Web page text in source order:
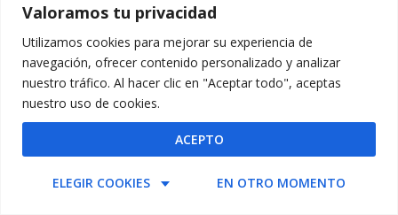
Valoramos tu privacidad
Utilizamos cookies para mejorar su experiencia de
navegación, ofrecer contenido personalizado y analizar
nuestro tráfico. Al hacer clic en "Aceptar todo", aceptas
nuestro uso de cookies.
ELEGIR COOKIES EN OTRO MOMENTO
ACEPTO